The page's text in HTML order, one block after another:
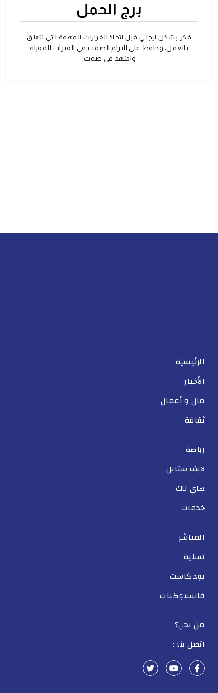
برج الحمل
فكر بشكل ايجابي قبل اتخاذ القرارات المهمة التي تتعلق
بالعمل، وحافظ على التزام الصمت في الفترات المقبلة
واجتهد في صمت.
الرئيسية
الأخبار
مال و أعمال
ثقافة
رياضة
لايف ستايل
هاي تاك
خدمات
المباشر
تسلية
بودكاست
فايسبوكيات
من نحن؟
اتصل بنا :